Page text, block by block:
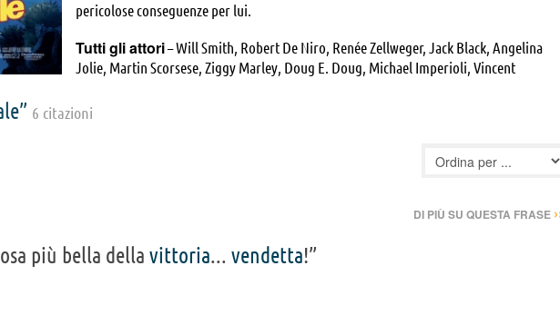
pericolose conseguenze per lui.
Tutti gli attori– Will Smith, Robert De Niro, Renée Zellweger, Jack Black, Angelina
Jolie, Martin Scorsese, Ziggy Marley, Doug E. Doug, Michael Imperioli, Vincent
Kamali Minter, Emily Lyon Segan, Lenny Venito, Saverio Guerra, Shelley Morrison,
Apostolina, Robert Clotworthy, Faiz-Kevin Mangat, Christina Aguilera, Missy Elliot
6 citazioni
DI PIÙ SU QUESTA FRASE
più bella della vittoria... vendetta!”